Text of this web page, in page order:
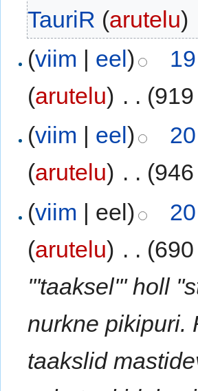
TauriR (arutelu)
(viim | eel)
(arutelu) . .
(viim | eel)
(arutelu) . .
(viim | eel)
(arutelu) . .
'''taaksel''' holl
nurkne pikipuri.
taakslid